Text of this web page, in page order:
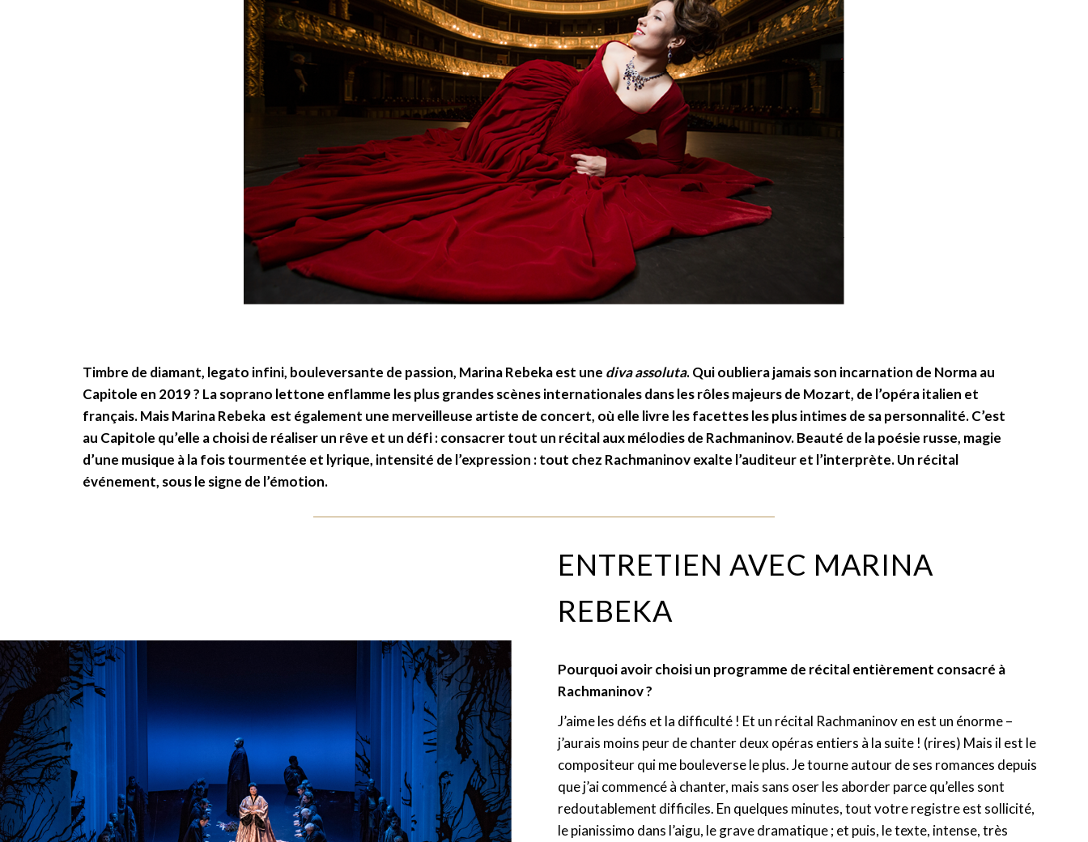
Timbre de diamant, legato infini, bouleversante de passion, Marina Rebeka est une diva assoluta. Qui oubliera jamais son incarnation de Norma au
Capitole en 2019 ? La soprano lettone enflamme les plus grandes scènes internationales dans les rôles majeurs de Mozart, de l’opéra italien et
français. Mais Marina Rebeka est également une merveilleuse artiste de concert, où elle livre les facettes les plus intimes de sa personnalité. C’est
au Capitole qu’elle a choisi de réaliser un rêve et un défi : consacrer tout un récital aux mélodies de Rachmaninov. Beauté de la poésie russe, magie
d’une musique à la fois tourmentée et lyrique, intensité de l’expression : tout chez Rachmaninov exalte l’auditeur et l’interprète. Un récital
événement, sous le signe de l’émotion.
ENTRETIEN AVEC MARINA
REBEKA
Pourquoi avoir choisi un programme de récital entièrement consacré à
Rachmaninov ?
J’aime les défis et la difficulté ! Et un récital Rachmaninov en est un énorme –
j’aurais moins peur de chanter deux opéras entiers à la suite ! (rires) Mais il est le
compositeur qui me bouleverse le plus. Je tourne autour de ses romances depuis
que j’ai commencé à chanter, mais sans oser les aborder parce qu’elles sont
redoutablement difficiles. En quelques minutes, tout votre registre est sollicité,
le pianissimo dans l’aigu, le grave dramatique ; et puis, le texte, intense, très